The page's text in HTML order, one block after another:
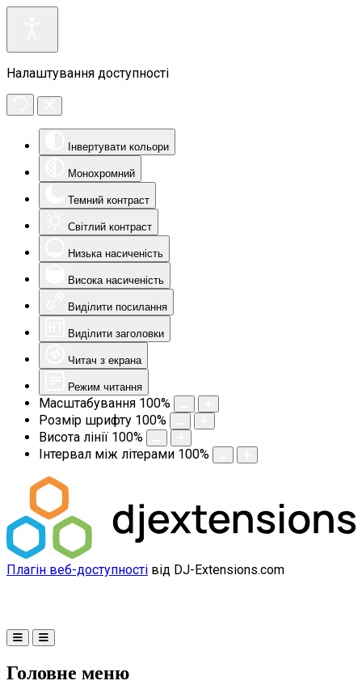
Налаштування доступності
Інвертувати кольори
Монохромний
Темний контраст
Світлий контраст
Низька насиченість
Висока насиченість
Виділити посилання
Виділити заголовки
Читач з екрана
Режим читання
Масштабування 100%
Розмір шрифту 100%
Висота лінії 100%
Інтервал між літерами 100%
Плагін веб-доступності від DJ-Extensions.com
Головне меню